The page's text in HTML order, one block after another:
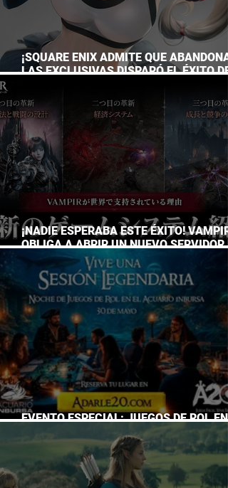
¡SQUARE ENIX ADMITE QUE
LAS EXCLUSIVAS DISPARÓ EL ÉXITO DE
¡NADIE ESPERABA ESTE ÉXITO! VAMPIR
OBLIGA A ABRIR UN NUEVO SERVIDOR
JAPÓN A SOLO DOS DÍAS DE SU
LANZAMIENTO
EVENTO ESPECIAL: JUEGOS DE ROL EN